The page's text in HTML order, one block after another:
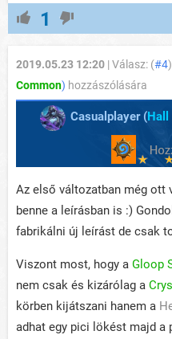
1
2019.05.23 12:20 | Válasz: (#4)
Common) hozzászólására
Casualplayer (Hall
Az első változatban még ott
benne a leírásban is :)
fabrikálni új leírást de csak
Viszont most, hogy a Gloop
nem csak és kizárólag a
körben kijátszani hanem a
adhat egy pici lökést majd a